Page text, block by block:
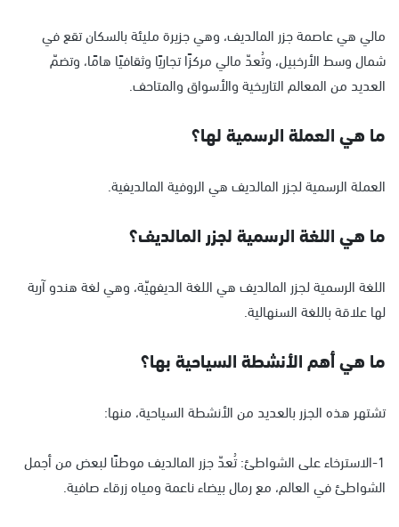
مالي هي عاصمة جزر المالديف، وهي جزيرة مليئة بالسكان تقع في
شمال وسط الأرخبيل، وتُعدّ مالي مركزًا تجاريًا وثقافيًا هامًا، وتضمّ
العديد من المعالم التاريخية والأسواق والمتاحف.
ما هي العملة الرسمية لها؟
العملة الرسمية لجزر المالديف هي الروفية المالديفية.
ما هي اللغة الرسمية لجزر المالديف؟
اللغة الرسمية لجزر المالديف هي اللغة الديفهيّة، وهي لغة هندو آرية
لها علاقة باللغة السنهالية.
ما هي أهم الأنشطة السياحية بها؟
تشتهر هذه الجزر بالعديد من الأنشطة السياحية، منها:
1-الاسترخاء على الشواطئ: تُعدّ جزر المالديف موطنًا لبعض من أجمل
الشواطئ في العالم، مع رمال بيضاء ناعمة ومياه زرقاء صافية.